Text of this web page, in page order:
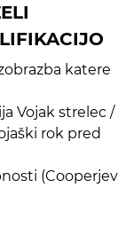
katere
Vojak strelec /
rok pred
(Cooperjev